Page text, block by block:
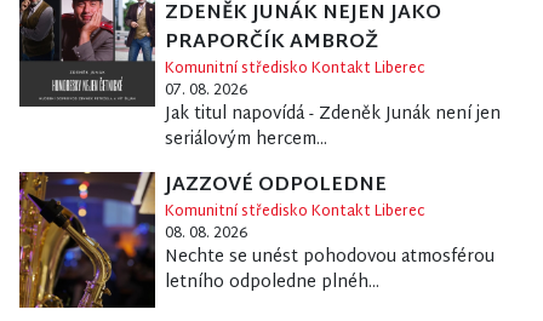
ZDENĚK JUNÁK NEJEN JAKO
PRAPORČÍK AMBROŽ
Komunitní středisko Kontakt Liberec
07. 08. 2026
Jak titul napovídá - Zdeněk Junák není jen
seriálovým hercem...
JAZZOVÉ ODPOLEDNE
Komunitní středisko Kontakt Liberec
08. 08. 2026
Nechte se unést pohodovou atmosférou
letního odpoledne plnéh...